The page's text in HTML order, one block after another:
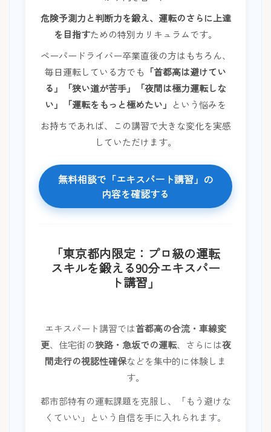
危険予測力と判断力を鍛え、運転のさらに上達
を目指すための特別カリキュラムです。
ペーパードライバー卒業直後の方はもちろん、
毎日運転している方でも 「首都高は避けてい
る」「狭い道が苦手」「夜間は極力運転しな
い」「運転をもっと極めたい」 という悩みを
お持ちであれば、この講習で大きな変化を実感
していただけます。
無料相談で「エキスパート講習」の
内容を確認する
「東京都内限定：プロ級の運転
スキルを鍛える90分エキスパー
ト講習」
エキスパート講習では首都高の合流・車線変
更、住宅街の狭路・急坂での運転、さらには夜
間走行の視認性確保などを集中的に体験しま
す。
都市部特有の運転課題を克服し、「もう避けな
くていい」という自信を手に入れられます。